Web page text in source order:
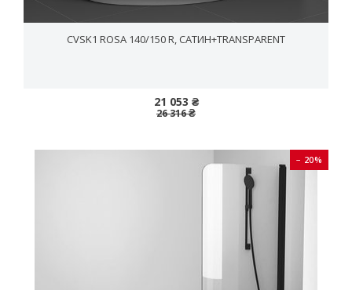
CVSK1 ROSA 140/150 R, САТИН+TRANSPARENT
21 053 ₴
26 316 ₴
− 20%